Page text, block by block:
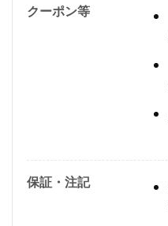
クーポン等
保証・注記